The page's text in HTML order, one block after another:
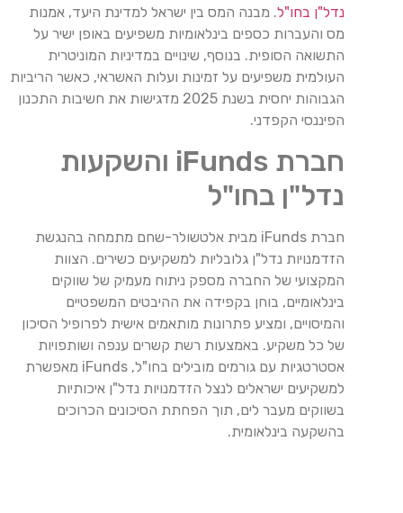
נדל"ן בחו"ל. מבנה המס בין ישראל למדינת היעד, אמנות
מס והעברות כספים בינלאומיות משפיעים באופן ישיר על
התשואה הסופית. בנוסף, שינויים במדיניות המוניטרית
העולמית משפיעים על זמינות ועלות האשראי, כאשר הריביות
הגבוהות יחסית בשנת 2025 מדגישות את חשיבות התכנון
הפיננסי הקפדני.
חברת iFunds והשקעות
נדל"ן בחו"ל
חברת iFunds מבית אלטשולר-שחם מתמחה בהנגשת
הזדמנויות נדל"ן גלובליות למשקיעים כשירים. הצוות
המקצועי של החברה מספק ניתוח מעמיק של שווקים
בינלאומיים, בוחן בקפידה את ההיבטים המשפטיים
והמיסויים, ומציע פתרונות מותאמים אישית לפרופיל הסיכון
של כל משקיע. באמצעות רשת קשרים ענפה ושותפויות
אסטרטגיות עם גורמים מובילים בחו"ל, iFunds מאפשרת
למשקיעים ישראלים לנצל הזדמנויות נדל"ן איכותיות
בשווקים מעבר לים, תוך הפחתת הסיכונים הכרוכים
בהשקעה בינלאומית.